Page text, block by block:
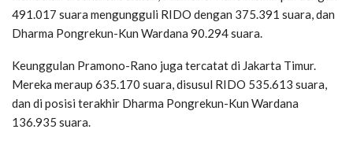
491.017 suara mengungguli RIDO dengan 375.391 suara, dan
Dharma Pongrekun-Kun Wardana 90.294 suara.
Keunggulan Pramono-Rano juga tercatat di Jakarta Timur.
Mereka meraup 635.170 suara, disusul RIDO 535.613 suara,
dan di posisi terakhir Dharma Pongrekun-Kun Wardana
136.935 suara.